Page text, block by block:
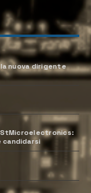
nuova dirigente
StMicroelectronics:
candidarsi